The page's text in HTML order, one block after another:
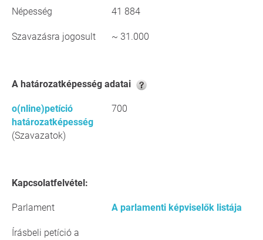
Népesség 41 884
Szavazásra jogosult ~ 31.000
A határozatképesség adatai
o(nline)petíció
határozatképesség
(Szavazatok)
700
Kapcsolatfelvétel:
Parlament A parlamenti képviselők listája
Írásbeli petíció a